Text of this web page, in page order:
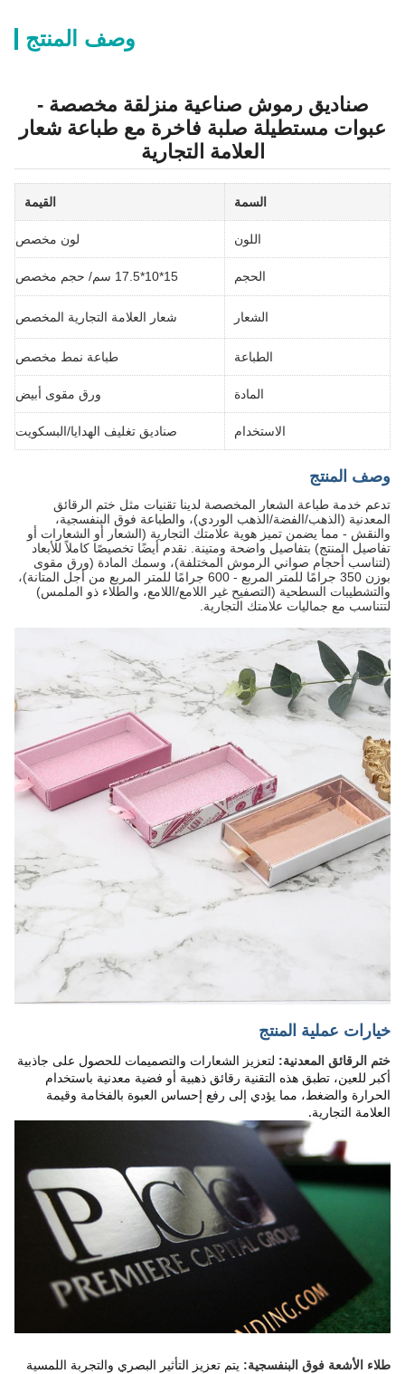
وصف المنتج
صناديق رموش صناعية منزلقة مخصصة -
عبوات مستطيلة صلبة فاخرة مع طباعة شعار
العلامة التجارية
السمة القيمة
اللون لون مخصص
الحجم 15*10*17.5 سم/ حجم مخصص
الشعار شعار العلامة التجارية المخصص
الطباعة طباعة نمط مخصص
المادة ورق مقوى أبيض
الاستخدام صناديق تغليف الهدايا/البسكويت
وصف المنتج
تدعم خدمة طباعة الشعار المخصصة لدينا تقنيات مثل ختم الرقائق
المعدنية (الذهب/الفضة/الذهب الوردي)، والطباعة فوق البنفسجية،
والنقش - مما يضمن تميز هوية علامتك التجارية (الشعار أو الشعارات أو
تفاصيل المنتج) بتفاصيل واضحة ومتينة. نقدم أيضًا تخصيصًا كاملاً للأبعاد
(لتناسب أحجام صواني الرموش المختلفة)، وسمك المادة (ورق مقوى
بوزن 350 جرامًا للمتر المربع - 600 جرامًا للمتر المربع من أجل المتانة)،
والتشطيبات السطحية (التصفيح غير اللامع/اللامع، والطلاء ذو الملمس)
لتتناسب مع جماليات علامتك التجارية.
خيارات عملية المنتج
ختم الرقائق المعدنية:
العلامة التجارية.
طلاء الأشعة فوق البنفسجية: